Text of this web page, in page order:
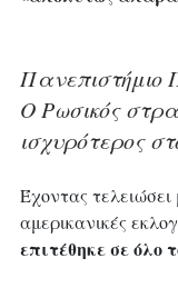
Πανεπιστήμιο
Ο Ρωσικός
ισχυρότερος
Έχοντας τελειώσει
αμερικανικές
επιτέθηκε σε όλο